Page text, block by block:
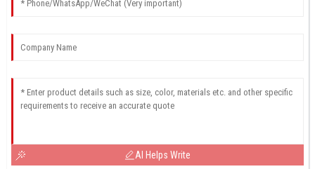
AI Helps Write